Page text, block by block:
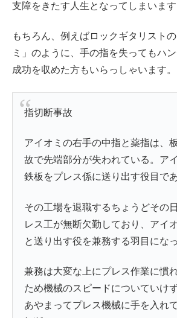
支障をきたす人生となってしまいます
もちろん、例えばロックギタリスト
ミ」のように、手の指を失ってもハ
成功を収めた方もいらっしゃいます。
指切断事故
アイオミの右手の中指と薬指は、
故で先端部分が失われている。ア
鉄板をプレス係に送り出す役目であ
その工場を退職するちょうどその
レス工が無断欠勤しており、アイ
と送り出す役を兼務する羽目になっ
兼務は大変な上にプレス作業に慣
ため機械のスピードについていけ
あやまってプレス機械に手を入れ